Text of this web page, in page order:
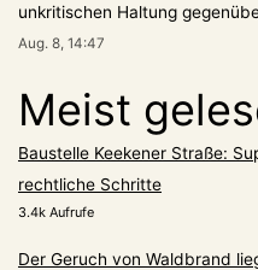
unkritischen Haltung
Aug. 8, 14:47
Meist
Baustelle Keekener Straße:
rechtliche Schritte
3.4k Aufrufe
Der Geruch von Waldbrand